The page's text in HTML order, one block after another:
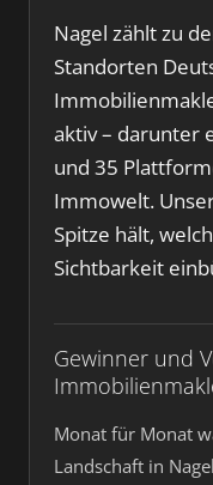
Nagel zählt zu
Standorten
aktiv – darunter
und 35
Immowelt.
Spitze hält,
Sichtbarkeit
Gewinner und
Monat für Monat
Landschaft in